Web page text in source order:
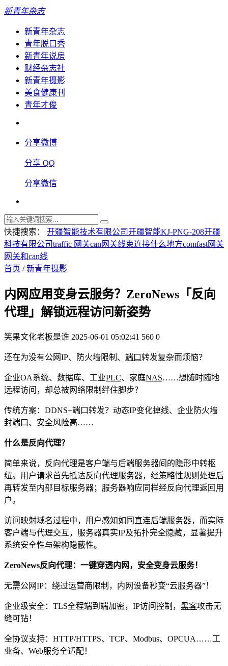
新青年杂志
新青年杂志
青年脱口秀
新青年说房
财经杂志社
新青年摄影
美食健康刊
青年才俊
分享微博
分享 QQ
分享微信
快捷搜索： 开疆智能技术有限公司开疆智能KJ-PNG-208开疆
科技有限公司traffic 网关can网关线束连接什么地方comfast网关
网关和can线
首页 /新青年摄影
内网应用变身云服务？ZeroNews「反向
代理」解锁远程访问新姿势
笑果文化老板是谁 2025-06-01 05:02:41 560 0
还在为没有公网IP、防火墙限制、 端口转发复杂而烦恼？
企业OA系统、数据库、工业PLC、家庭NAS……想随时随地
远程访问，却总被网络限制绊住脚步？
传统方案：DDNS+端口转发？动态IP变化掉线、企业防火墙
封端口、安全风险高……
什么是反向代理？
简单来说，反向代理是客户端与后端服务器间的隐形中转枢
纽。用户请求首先抵达反向代理服务器，经策略性规则处理后
再转发至内部目标服务器；服务器响应同样经反向代理返回用
户。
访问映射域名过程中，用户感知如同直连后端服务器，而实际
客户端与代理交互，服务器真实IP及拓扑完全隐藏，显著提升
系统安全性与架构隐蔽性。
ZeroNews反向代理：一键穿透内网，安全变身云服务！
无需公网IP：绕过运营商限制，内网设备秒变“云服务器”！
企业级安全：TLS全程端到端加密，IP访问控制， 黑客攻击无
缝可钻！
全协议支持：HTTP/HTTPS、TCP、Modbus、OPCUA……工
业备、Web服务全适配！